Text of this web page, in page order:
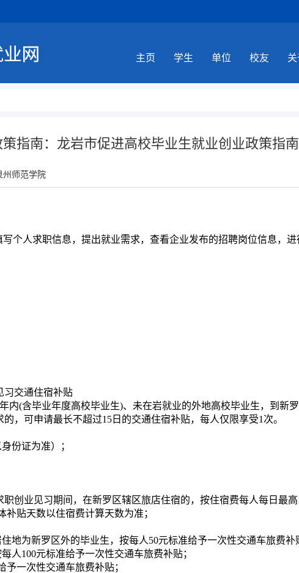
主页 学生 单位 校友 关
指南：龙岩市促进高校毕业生就业创业政策指南
州师范学院
个人求职信息，提出就业需求，查看企业发布的招聘岗位信息，进
习交通住宿补贴
内(含毕业年度高校毕业生)、未在岩就业的外地高校毕业生，到新
，可申请最长不超过15日的交通住宿补贴，每人仅限享受1次。
份证为准）；
创业见习期间，在新罗区辖区旅店住宿的，按住宿费每人每日最
贴天数以住宿费计算天数为准；
地为新罗区外的毕业生，按每人50元标准给予一次性交通车旅费补
人100元标准给予一次性交通车旅费补贴；
予一次性交通车旅费补贴；